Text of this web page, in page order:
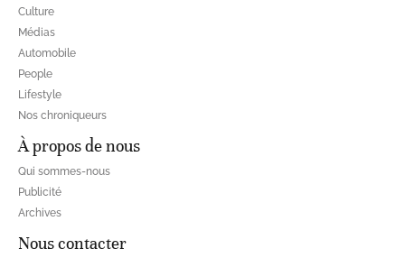
Culture
Médias
Automobile
People
Lifestyle
Nos chroniqueurs
À propos de nous
Qui sommes-nous
Publicité
Archives
Nous contacter